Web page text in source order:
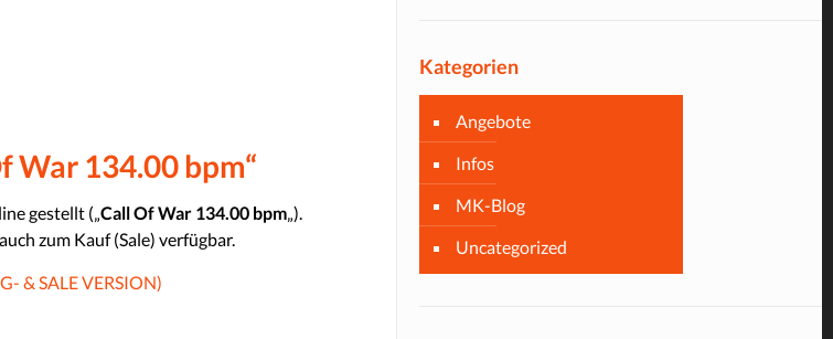
War 134.00 bpm“
gestellt („Call Of War 134.00 bpm„).
zum Kauf (Sale) verfügbar.
& SALE VERSION)
Kategorien
Angebote
Infos
MK-Blog
Uncategorized